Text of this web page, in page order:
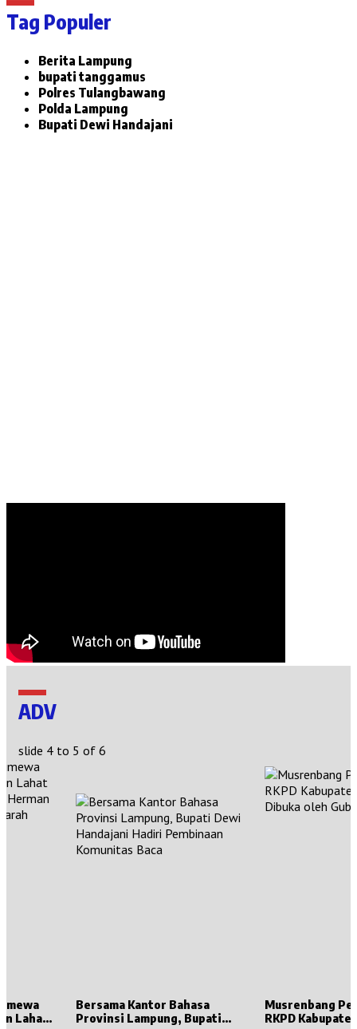
Tag Populer
Berita Lampung
bupati tanggamus
Polres Tulangbawang
Polda Lampung
Bupati Dewi Handajani
ADV
slide 4 to 5 of 6
Lahat
Bersama Kantor Bahasa
Provinsi Lampung, Bupati
Musrenbang
RKPD